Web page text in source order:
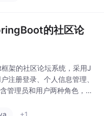
的社区论
架的社区论坛系统，采用J
注册登录、个人信息管理、
管理员和用户两种角色，通
友好，功能模块划分清晰，
+1